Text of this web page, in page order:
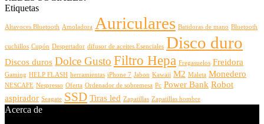
Etiquetas
Altavoces Bluetooth Amoladora Auriculares Batidoras de mano Bluetooth
cuchillos Cupón Despertador difusor de aceites Esenciales Disco duro
Discos duros Dolce Gusto Filtro Hepa Fregasuelos Freidora
Gaming HELP FLASH herramientas iPhone 7 Jabon Kawaii M2 Maleta Monedero
NESCAFE Nespresso Oferta Ordenador de sobremesa Pc Power Bank Robot
aspirador Seagate SSD Tiras led Zapatillas Zapatillas hombre
Acerca de